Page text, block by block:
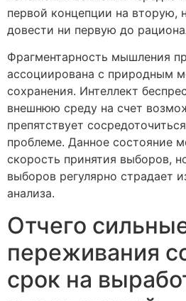
первой концепции на вторую,
довести ни первую до
Фрагментарность мышления
ассоциирована с природным
сохранения. Интеллект
внешнюю среду на счет
препятствует
проблеме. Данное состояние
скорость принятия выборов,
выборов регулярно страдает
анализа.
Отчего
переживания
срок на